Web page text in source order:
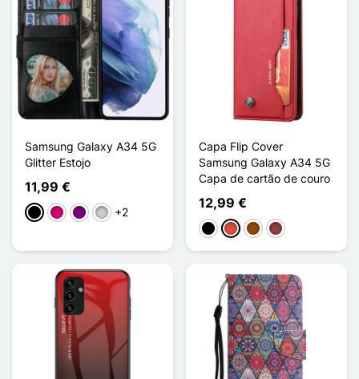
Samsung Galaxy A34 5G
Glitter Estojo
11,99 €
PretoMagenta
Púrpura
Prata+2
Capa Flip Cover
Samsung Galaxy A34 5G
Capa de cartão de couro
12,99 €
PretoVermelho
CastanhoVermelho escuro